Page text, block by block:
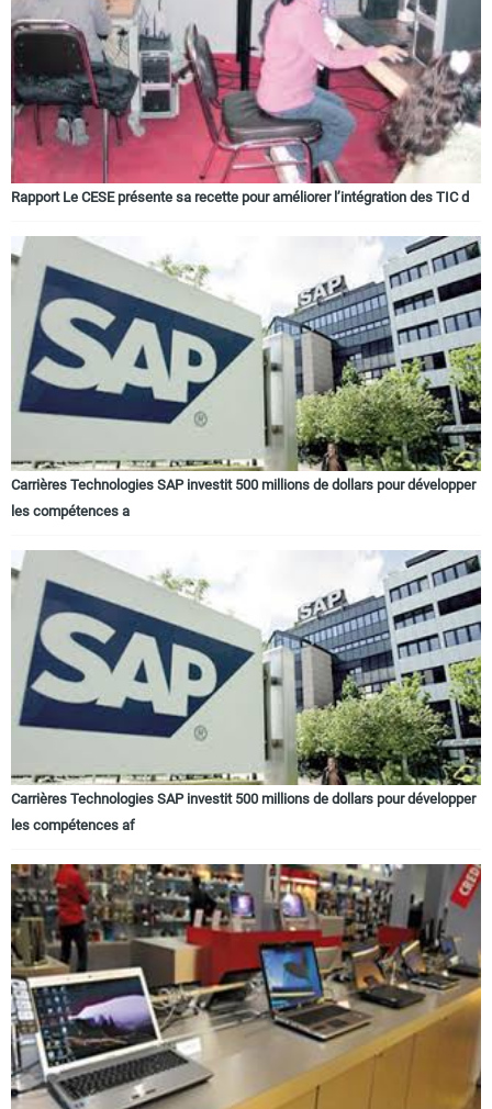
Circuits touristiques
Tourisme
Régions
Hotels
Evenements
Contact
Rapport Le CESE présente sa recette pour améliorer l’intégration des TIC d
Carrières Technologies SAP investit 500 millions de dollars pour développer
les compétences a
Carrières Technologies SAP investit 500 millions de dollars pour développer
les compétences af